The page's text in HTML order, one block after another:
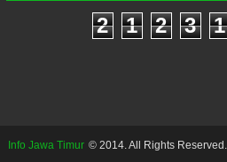
2 1 2 3 1
Info Jawa Timur © 2014. All Rights Reserved.